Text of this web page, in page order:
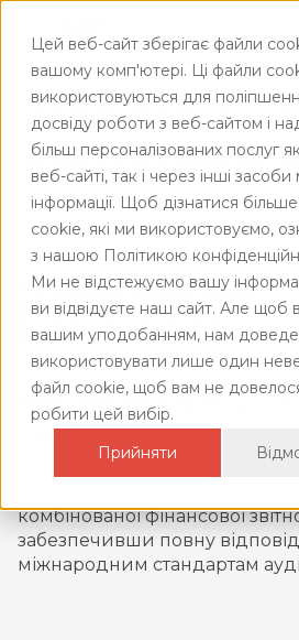
Цей веб-сайт зберігає файли
вашому комп'ютері. Ці файли
використовуються для
досвіду роботи з веб-сайтом і
більш персоналізованих послуг
веб-сайті, так і через інші засоби
інформації. Щоб дізнатися
cookie, які ми використовуємо,
з нашою Політикою
Ми не відстежуємо вашу
ви відвідуєте наш сайт. Але щоб
вашим уподобанням, нам
використовувати лише один
файл cookie, щоб вам не
робити цей вибір.
Прийняти
Теофіпольська
енергетична
Виконання
підготовка звітів
комбінованої фінансової
забезпечивши повну
міжнародним стандартам